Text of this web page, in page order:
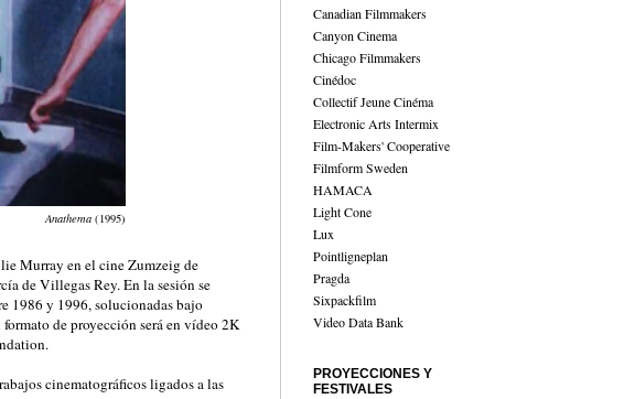
Anathema (1995)
Murray en el cine Zumzeig de
de Villegas Rey. En la sesión se
1986 y 1996, solucionadas bajo
de proyección será en vídeo 2K
cinematográficos ligados a las
Canadian Filmmakers
Canyon Cinema
Chicago Filmmakers
Cinédoc
Collectif Jeune Cinéma
Electronic Arts Intermix
Film-Makers' Cooperative
Filmform Sweden
HAMACA
Light Cone
Lux
Pointligneplan
Pragda
Sixpackfilm
Video Data Bank
PROYECCIONES Y
FESTIVALES